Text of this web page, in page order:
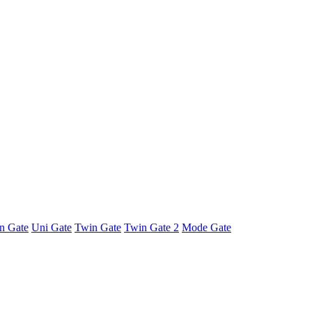
Gate Uni Gate Twin Gate Twin Gate 2 Mode Gate